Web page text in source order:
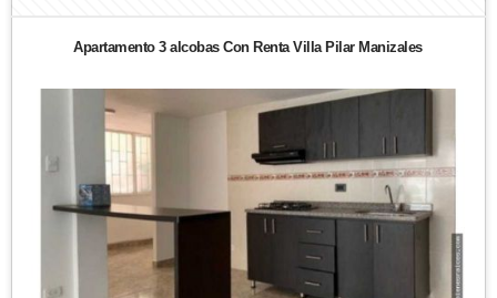
Apartamento 3 alcobas Con Renta Villa Pilar Manizales